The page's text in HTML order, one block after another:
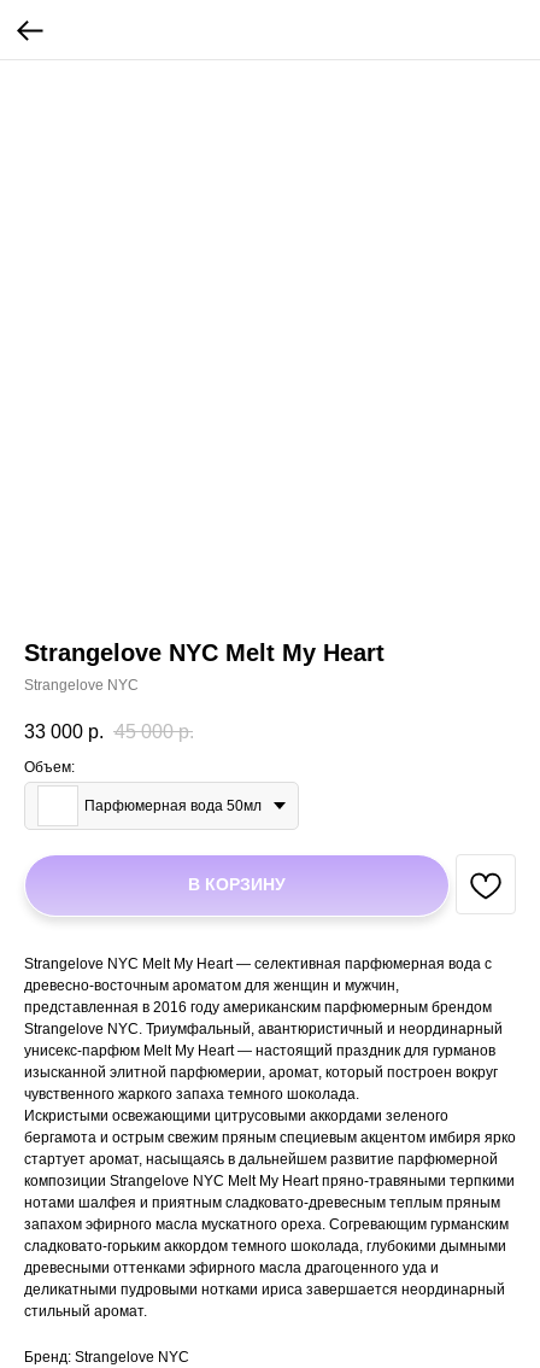
Strangelove NYC Melt My Heart
Strangelove NYC
33 000 р. 45 000 р.
Объем:
Парфюмерная вода 50мл
В КОРЗИНУ
Strangelove NYC Melt My Heart — селективная парфюмерная вода с
древесно-восточным ароматом для женщин и мужчин,
представленная в 2016 году американским парфюмерным брендом
Strangelove NYC. Триумфальный, авантюристичный и неординарный
унисекс-парфюм Melt My Heart — настоящий праздник для гурманов
изысканной элитной парфюмерии, аромат, который построен вокруг
чувственного жаркого запаха темного шоколада.
Искристыми освежающими цитрусовыми аккордами зеленого
бергамота и острым свежим пряным специевым акцентом имбиря ярко
стартует аромат, насыщаясь в дальнейшем развитие парфюмерной
композиции Strangelove NYC Melt My Heart пряно-травяными терпкими
нотами шалфея и приятным сладковато-древесным теплым пряным
запахом эфирного масла мускатного ореха. Согревающим гурманским
сладковато-горьким аккордом темного шоколада, глубокими дымными
древесными оттенками эфирного масла драгоценного уда и
деликатными пудровыми нотками ириса завершается неординарный
стильный аромат.
Бренд: Strangelove NYC